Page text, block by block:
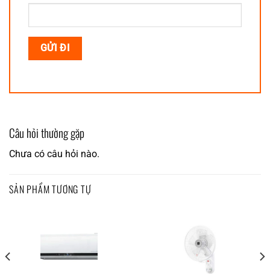
Câu hỏi thường gặp
Chưa có câu hỏi nào.
SẢN PHẨM TƯƠNG TỰ